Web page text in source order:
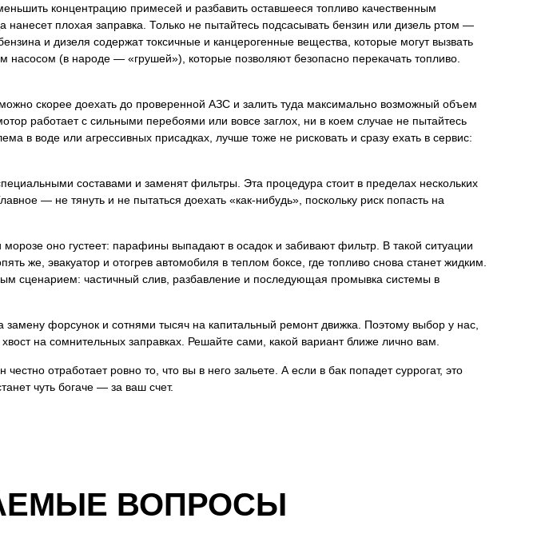
концентрацию примесей и разбавить оставшееся топливо качественным
плохая заправка. Только не пытайтесь подсасывать бензин или дизель ртом —
и дизеля содержат токсичные и канцерогенные вещества, которые могут вызвать
насосом (в народе — «грушей»), которые позволяют безопасно перекачать топливо.
скорее доехать до проверенной АЗС и залить туда максимально возможный объем
работает с сильными перебоями или вовсе заглох, ни в коем случае не пытайтесь
в воде или агрессивных присадках, лучше тоже не рисковать и сразу ехать в сервис:
составами и заменят фильтры. Эта процедура стоит в пределах нескольких
— не тянуть и не пытаться доехать «как-нибудь», поскольку риск попасть на
оно густеет: парафины выпадают в осадок и забивают фильтр. В такой ситуации
же, эвакуатор и отогрев автомобиля в теплом боксе, где топливо снова станет жидким.
сценарием: частичный слив, разбавление и последующая промывка системы в
форсунок и сотнями тысяч на капитальный ремонт движка. Поэтому выбор у нас,
на сомнительных заправках. Решайте сами, какой вариант ближе лично вам.
отработает ровно то, что вы в него зальете. А если в бак попадет суррогат, это
чуть богаче — за ваш счет.
ВОПРОСЫ